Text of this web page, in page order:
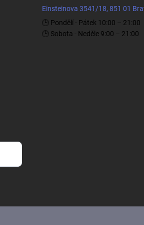
Einsteinova 3541/18, 851 01
🕒 Pondělí - Pátek 10:00 – 21:00
🕒 Sobota - Neděle 9:00 – 21:00